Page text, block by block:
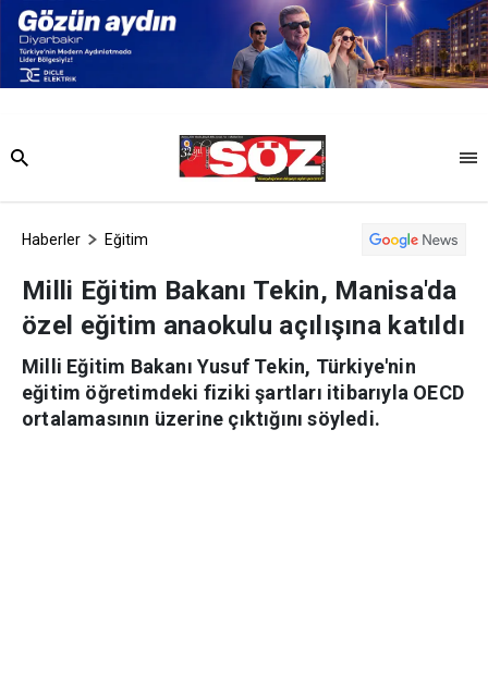
Haberler Eğitim
Milli Eğitim Bakanı Tekin, Manisa'da
özel eğitim anaokulu açılışına katıldı
Milli Eğitim Bakanı Yusuf Tekin, Türkiye'nin
eğitim öğretimdeki fiziki şartları itibarıyla OECD
ortalamasının üzerine çıktığını söyledi.